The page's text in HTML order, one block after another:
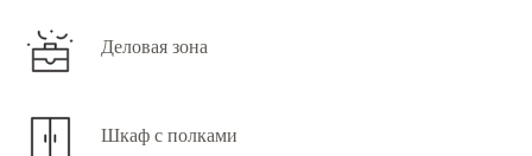
Деловая зона
Шкаф с полками